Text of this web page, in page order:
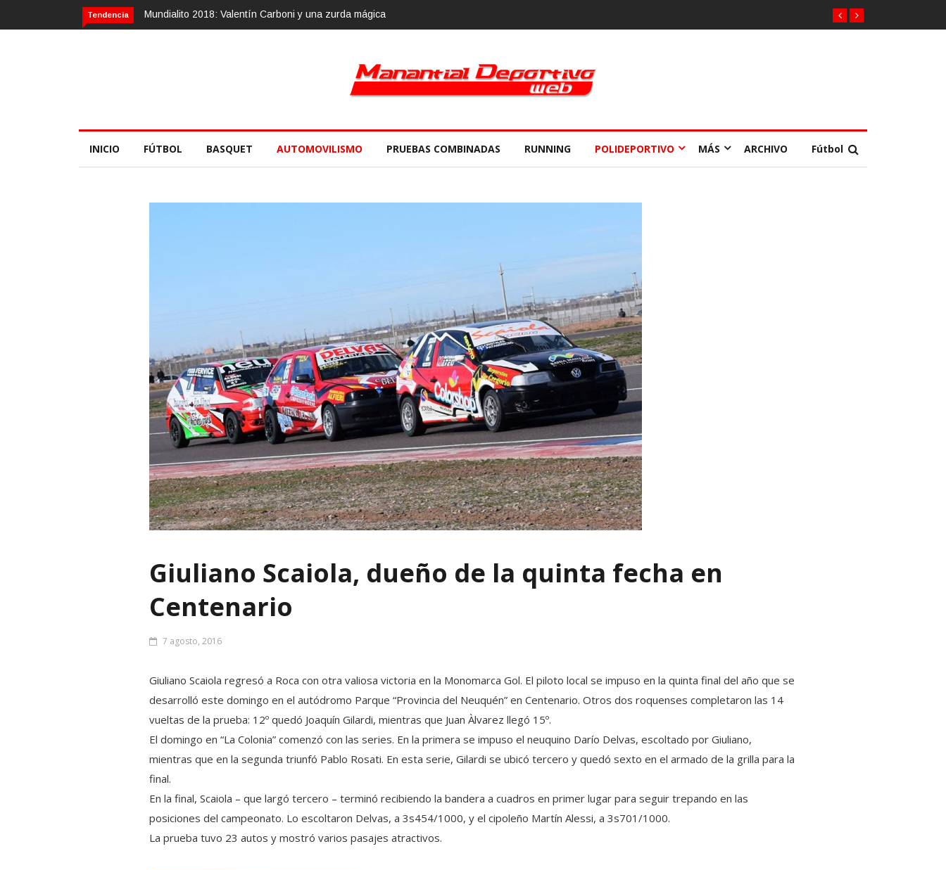
TendenciaMundialito 2018: Valentín Carboni y una zurda mágicaCalvario Race 2018, 10 de noviembre
INICIO FÚTBOL BASQUET AUTOMOVILISMO PRUEBAS COMBINADAS RUNNING POLIDEPORTIVO MÁS ARCHIVO Fútbol
Giuliano Scaiola, dueño de la quinta fecha en
Centenario
7 agosto, 2016
Giuliano Scaiola regresó a Roca con otra valiosa victoria en la Monomarca Gol. El piloto local se impuso en la quinta final del año que se
desarrolló este domingo en el autódromo Parque “Provincia del Neuquén” en Centenario. Otros dos roquenses completaron las 14
vueltas de la prueba: 12º quedó Joaquín Gilardi, mientras que Juan Àlvarez llegó 15º.
El domingo en “La Colonia” comenzó con las series. En la primera se impuso el neuquino Darío Delvas, escoltado por Giuliano,
mientras que en la segunda triunfó Pablo Rosati. En esta serie, Gilardi se ubicó tercero y quedó sexto en el armado de la grilla para la
final.
En la final, Scaiola – que largó tercero – terminó recibiendo la bandera a cuadros en primer lugar para seguir trepando en las
posiciones del campeonato. Lo escoltaron Delvas, a 3s454/1000, y el cipoleño Martín Alessi, a 3s701/1000.
La prueba tuvo 23 autos y mostró varios pasajes atractivos.